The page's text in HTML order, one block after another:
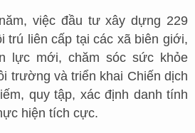
việc đầu tư xây dựng 229
trú liên cấp tại các xã biên giới,
lực mới, chăm sóc sức khỏe
trường và triển khai Chiến dịch
quy tập, xác định danh tính
hiện tích cực.